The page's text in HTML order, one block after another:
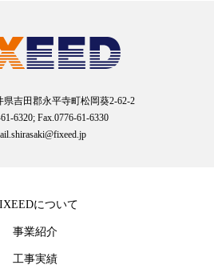
県吉田郡永平寺町松岡葵2-62-2
6320; Fax.0776-61-6330
について
事業紹介
工事実績